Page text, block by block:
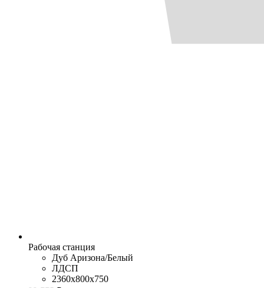
Рабочая станция
Дуб Аризона/Белый
ЛДСП
2360x800x750